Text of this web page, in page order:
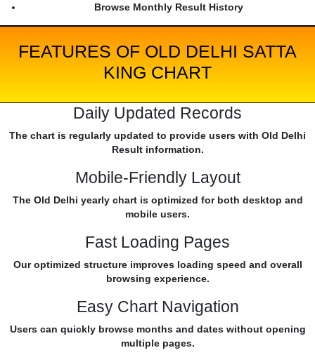
Browse Monthly Result History
FEATURES OF OLD DELHI SATTA
KING CHART
Daily Updated Records
The chart is regularly updated to provide users with Old Delhi
Result information.
Mobile-Friendly Layout
The Old Delhi yearly chart is optimized for both desktop and
mobile users.
Fast Loading Pages
Our optimized structure improves loading speed and overall
browsing experience.
Easy Chart Navigation
Users can quickly browse months and dates without opening
multiple pages.